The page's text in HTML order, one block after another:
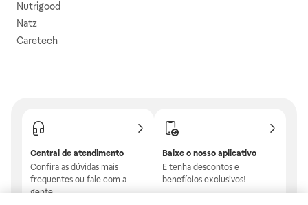
Nutrigood
Natz
Caretech
Central de atendimento
Confira as dúvidas mais
frequentes ou fale com a
gente.
Baixe o nosso aplicativo
E tenha descontos e
benefícios exclusivos!